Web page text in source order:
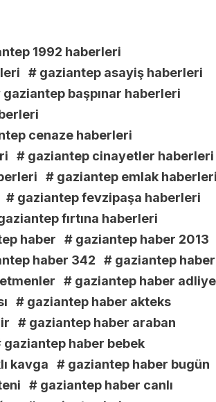
1992 haberleri
# gaziantep asayiş haberleri
gaziantep başpınar haberleri
cenaze haberleri
# gaziantep cinayetler haberleri
# gaziantep emlak
# gaziantep fevzipaşa haberleri
fırtına haberleri
haber
# gaziantep haber 2013
haber 342
# gaziantep
# gaziantep haber adliye
# gaziantep haber akteks
# gaziantep haber araban
gaziantep haber bebek
kavga
# gaziantep haber bugün
# gaziantep haber canlı